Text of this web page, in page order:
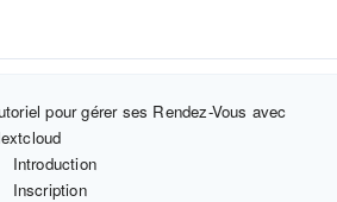
pour gérer ses Rendez-Vous avec
Introduction
Inscription